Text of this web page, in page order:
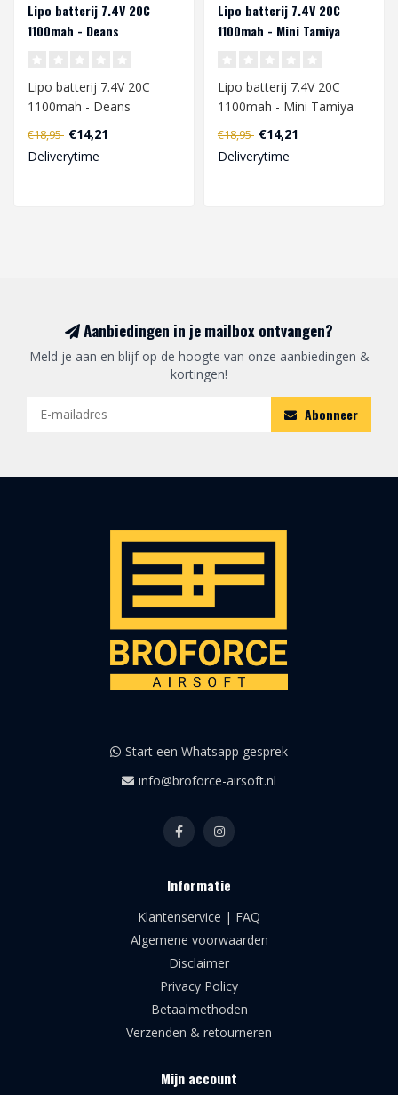
Lipo batterij 7.4V 20C
1100mah - Deans
Lipo batterij 7.4V 20C
1100mah - Deans
Wanneer je een Lipo
batterij gaat opla..
€18,95 €14,21
Deliverytime
Lipo batterij 7.4V 20C
1100mah - Mini Tamiya
Lipo batterij 7.4V 20C
1100mah - Mini Tamiya
Wanneer je een Lipo
batterij gaa..
€18,95 €14,21
Deliverytime
Aanbiedingen in je mailbox ontvangen?
Meld je aan en blijf op de hoogte van onze aanbiedingen &
kortingen!
Abonneer
Start een Whatsapp gesprek
info@broforce-airsoft.nl
Informatie
Klantenservice | FAQ
Algemene voorwaarden
Disclaimer
Privacy Policy
Betaalmethoden
Verzenden & retourneren
Mijn account